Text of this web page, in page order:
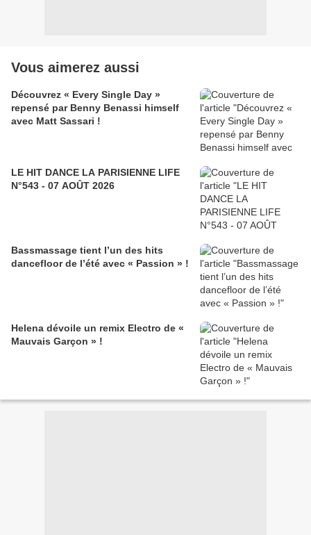
Vous aimerez aussi
Découvrez « Every Single Day »
repensé par Benny Benassi himself
avec Matt Sassari !
LE HIT DANCE LA PARISIENNE LIFE
N°543 - 07 AOÛT 2026
Bassmassage tient l’un des hits
dancefloor de l’été avec « Passion » !
Helena dévoile un remix Electro de «
Mauvais Garçon » !